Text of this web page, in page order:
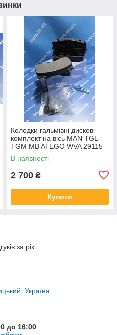
Колодки гальмівні дискові
комплект на вісь MAN TGL
TGM MB ATEGO WVA 29115
29148 29116
В наявності
2 700 ₴
Купити
за рік
Україна
до 16:00